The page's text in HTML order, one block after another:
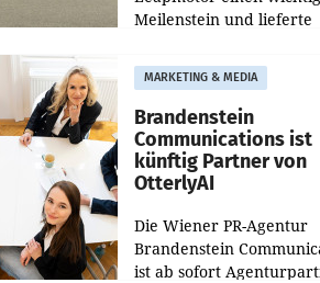
Meilenstein und lieferte
aus, womit sich das
gegenüber Juli 2025
verdoppelte (+102
MARKETING & MEDIA
Brandenstein
Communications ist
künftig Partner von
OtterlyAI
Die Wiener PR-Agentur
Brandenstein
ist ab sofort